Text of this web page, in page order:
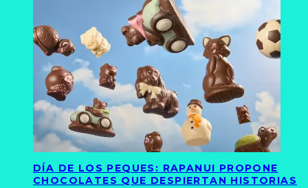
DÍA DE LOS PEQUES: RAPANUI PROPONE
CHOCOLATES QUE DESPIERTAN HISTORIAS